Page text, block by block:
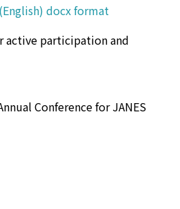
docx format
active participation and
Conference for JANES